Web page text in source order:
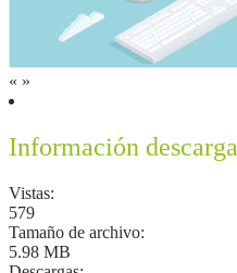
« »
Información descarga
Vistas:
579
Tamaño de archivo:
5.98 MB